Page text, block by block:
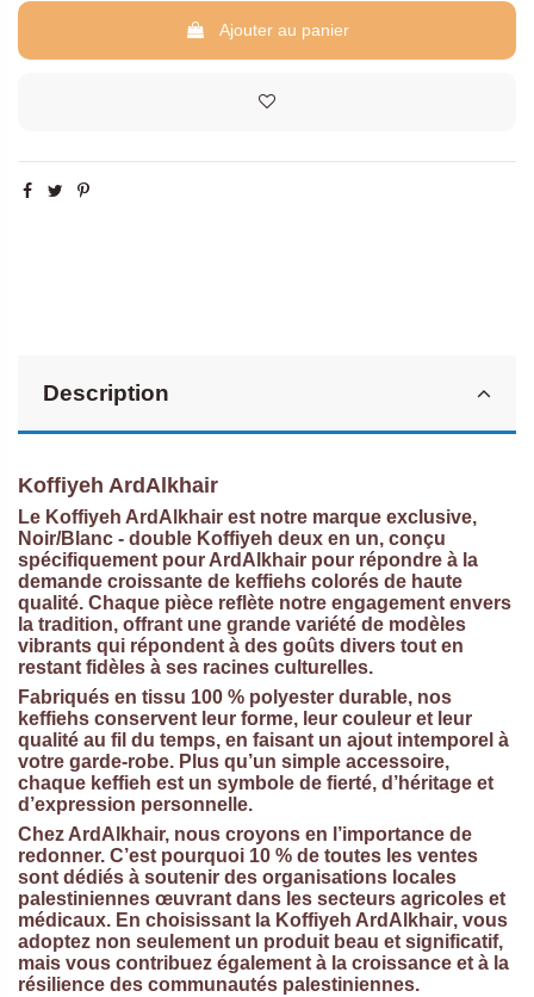
Ajouter au panier
Description
Koffiyeh ArdAlkhair
Le Koffiyeh ArdAlkhair est notre marque exclusive,
Noir/Blanc - double Koffiyeh deux en un, conçu
spécifiquement pour ArdAlkhair pour répondre à la
demande croissante de keffiehs colorés de haute
qualité. Chaque pièce reflète notre engagement envers
la tradition, offrant une grande variété de modèles
vibrants qui répondent à des goûts divers tout en
restant fidèles à ses racines culturelles.
Fabriqués en tissu 100 % polyester durable, nos
keffiehs conservent leur forme, leur couleur et leur
qualité au fil du temps, en faisant un ajout intemporel à
votre garde-robe. Plus qu’un simple accessoire,
chaque keffieh est un symbole de fierté, d’héritage et
d’expression personnelle.
Chez ArdAlkhair, nous croyons en l’importance de
redonner. C’est pourquoi 10 % de toutes les ventes
sont dédiés à soutenir des organisations locales
palestiniennes œuvrant dans les secteurs agricoles et
médicaux. En choisissant la Koffiyeh ArdAlkhair, vous
adoptez non seulement un produit beau et significatif,
mais vous contribuez également à la croissance et à la
résilience des communautés palestiniennes.